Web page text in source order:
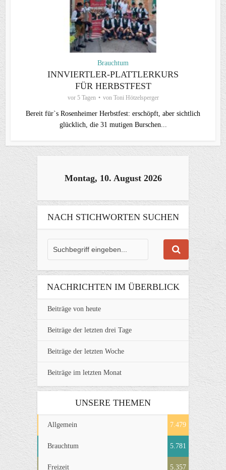
Brauchtum
INNVIERTLER-PLATTLERKURS
FÜR HERBSTFEST
vor 5 Tagen von Toni Hötzelsperger
Bereit für`s Rosenheimer Herbstfest: erschöpft, aber sichtlich
glücklich, die 31 mutigen Burschen...
Montag, 10. August 2026
NACH STICHWORTEN SUCHEN
NACHRICHTEN IM ÜBERBLICK
Beiträge von heute
Beiträge der letzten drei Tage
Beiträge der letzten Woche
Beiträge im letzten Monat
UNSERE THEMEN
Allgemein 7.479
Brauchtum 5.781
Freizeit 5.357